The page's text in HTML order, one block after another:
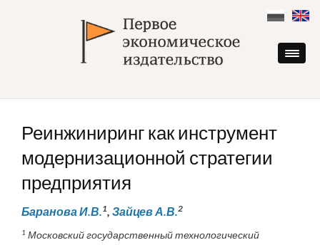
content
Реинжиниринг как инструмент
модернизационной стратегии
предприятия
Баранова И.В.1, Зайцев А.В.2
1 Московский государственный технологический